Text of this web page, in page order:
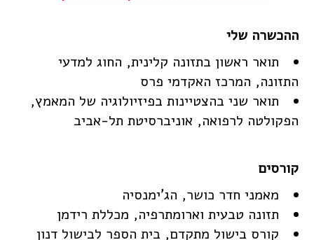
תואר ראשון בתזונה קלינית, החוג למדעי
התזונה, המרכז האקדמי פרס
תואר שני בהצטיינות בפיזיולוגיה של המאמץ,
הפקולטה לרפואה, אוניברסיטת תל-אביב
מאמני חדר כושר, הג'ימנסיה
תזונה טבעית וארומתרפיה, מכללת רידמן
קורס בישול מתקדם, בית הספר לבישול דנון